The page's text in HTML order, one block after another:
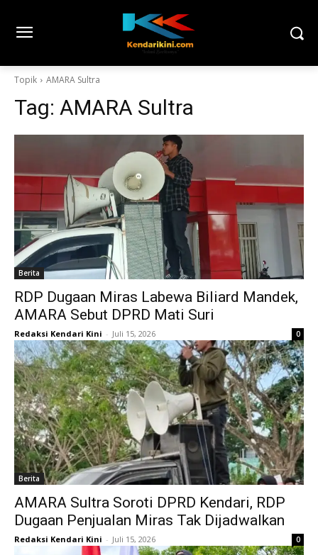
Topik AMARA Sultra
Tag: AMARA Sultra
Berita
RDP Dugaan Miras Labewa Biliard Mandek,
AMARA Sebut DPRD Mati Suri
Redaksi Kendari Kini - Juli 15, 2026 0
Berita
AMARA Sultra Soroti DPRD Kendari, RDP
Dugaan Penjualan Miras Tak Dijadwalkan
Redaksi Kendari Kini - Juli 15, 2026 0